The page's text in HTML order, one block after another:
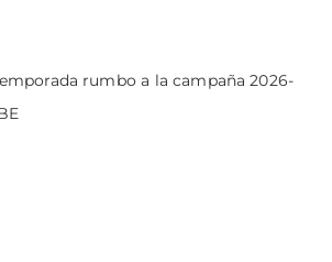
rumbo a la campaña 2026-